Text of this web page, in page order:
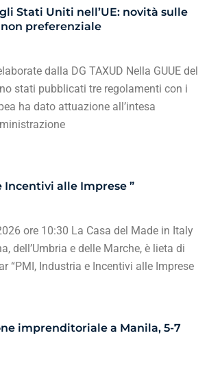
Stati Uniti nell’UE: novità sulle
preferenziale
dalla DG TAXUD Nella GUUE del
stati pubblicati tre regolamenti con i
ha dato attuazione all’intesa
Incentivi alle Imprese ”
ore 10:30 La Casa del Made in Italy
dell’Umbria e delle Marche, è lieta di
“PMI, Industria e Incentivi alle Imprese
imprenditoriale a Manila, 5-7